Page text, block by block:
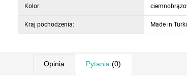
Kolor:
Kraj pochodzenia: Made in
Opinia Pytania (0)